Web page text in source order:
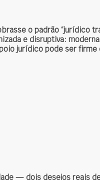
o padrão “jurídico
e disruptiva:
jurídico pode ser
— dois desejos reais